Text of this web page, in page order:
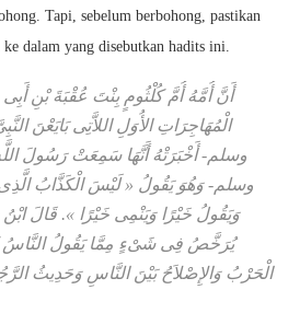
Tapi, sebelum berbohong, pastikan
dalam yang disebutkan hadits ini.
أَنَّ أُمَّهُ أُمَّ كُلْثُومٍ بِنْتَ عُقْبَةَ بْنِ
الْمُهَاجِرَاتِ الأُوَلِ اللاَّتِى بَايَعْنَ
وسلم- أَخْبَرَتْهُ أَنَّهَا سَمِعَتْ رَسُولَ
وسلم- وَهُوَ يَقُولُ « لَيْسَ الْكَذَّابُ
وَيَقُولُ خَيْرًا وَيَنْمِى خَيْرًا ». قَالَ
يُرَخَّصُ فِى شَىْءٍ مِمَّا يَقُولُ النَّاسُ
الْحَرْبُ وَالإِصْلاَحُ بَيْنَ النَّاسِ وَحَدِيثُ